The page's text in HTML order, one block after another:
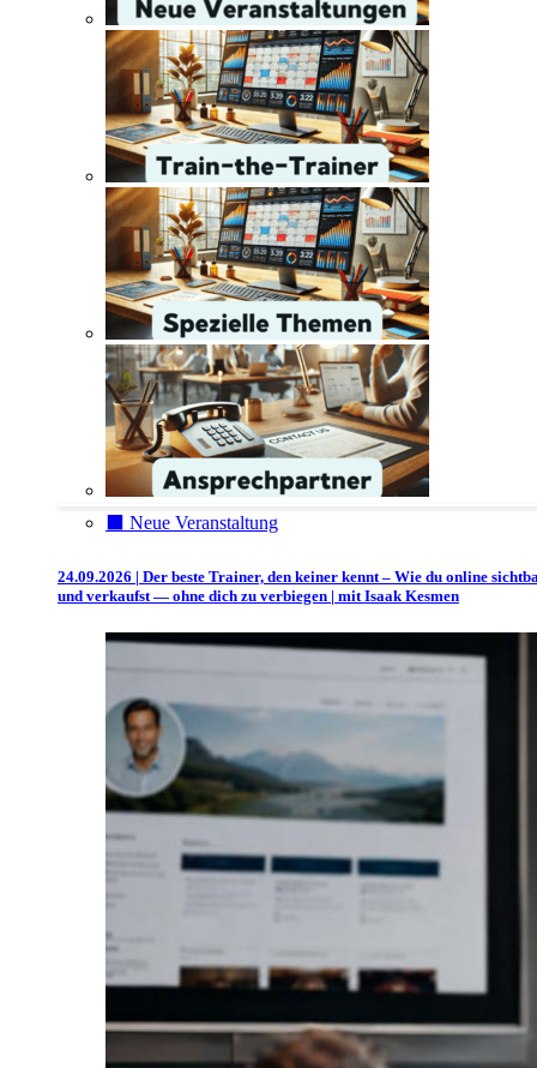
⬛️ Neue Veranstaltung
24.09.2026 | Der beste Trainer, den keiner kennt – Wie du online
und verkaufst — ohne dich zu verbiegen | mit Isaak Kesmen